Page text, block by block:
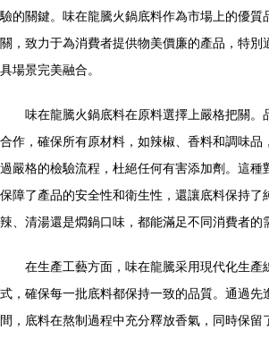
驗的關鍵。味在龍騰火鍋底料作為市場上的優質
關，致力于為消費者提供物美價廉的產品，特別
具場景完美融合。
味在龍騰火鍋底料在原料選擇上嚴格把關。
合作，確保所有原材料，如辣椒、香料和調味品
過嚴格的檢驗流程，杜絕任何有害添加劑。這種
保障了產品的安全性和衛生性，還讓底料保持了
辣、清湯還是燜鍋口味，都能滿足不同消費者的
在生產工藝方面，味在龍騰采用現代化生產
式，確保每一批底料都保持一致的品質。通過先
間，底料在熬制過程中充分釋放香氣，同時保留